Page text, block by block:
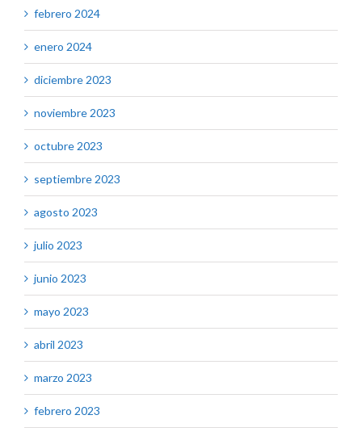
febrero 2024
enero 2024
diciembre 2023
noviembre 2023
octubre 2023
septiembre 2023
agosto 2023
julio 2023
junio 2023
mayo 2023
abril 2023
marzo 2023
febrero 2023